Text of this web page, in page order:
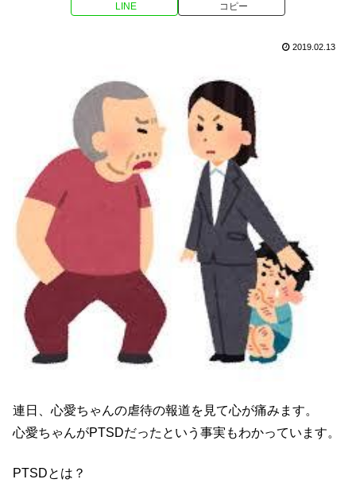
LINE コピー
2019.02.13
連日、心愛ちゃんの虐待の報道を見て心が痛みます。
心愛ちゃんがPTSDだったという事実もわかっています。
PTSDとは？